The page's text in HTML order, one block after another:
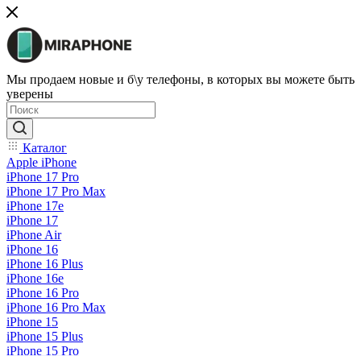
Мы продаем новые и б\у телефоны, в которых вы можете быть
уверены
Каталог
Apple iPhone
iPhone 17 Pro
iPhone 17 Pro Max
iPhone 17e
iPhone 17
iPhone Air
iPhone 16
iPhone 16 Plus
iPhone 16e
iPhone 16 Pro
iPhone 16 Pro Max
iPhone 15
iPhone 15 Plus
iPhone 15 Pro